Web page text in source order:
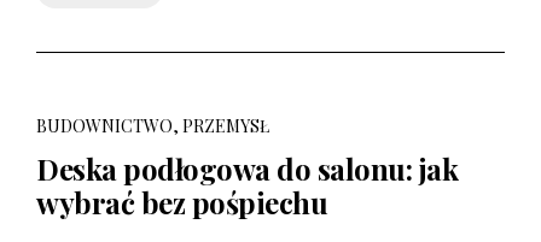
BUDOWNICTWO, PRZEMYSŁ
Deska podłogowa do salonu: jak
wybrać bez pośpiechu